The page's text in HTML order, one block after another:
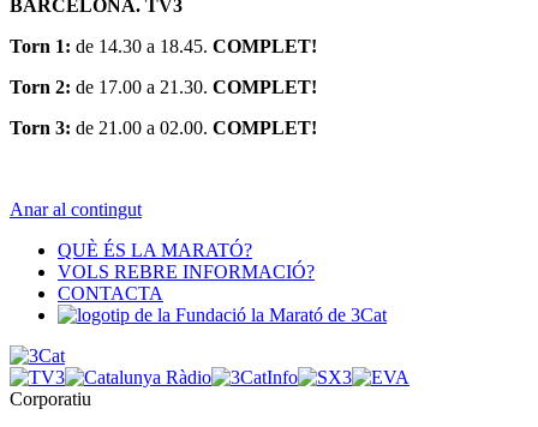
BARCELONA. TV3
Torn 1: de 14.30 a 18.45. COMPLET!
Torn 2: de 17.00 a 21.30. COMPLET!
Torn 3: de 21.00 a 02.00. COMPLET!
Anar al contingut
QUÈ ÉS LA MARATÓ?
VOLS REBRE INFORMACIÓ?
CONTACTA
Corporatiu